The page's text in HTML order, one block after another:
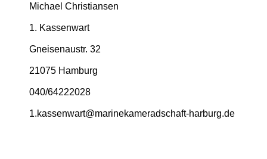
Michael Christiansen
1. Kassenwart
Gneisenaustr. 32
21075 Hamburg
040/64222028
1.­kassenwart@­marinekameradschaft-­harburg.­de